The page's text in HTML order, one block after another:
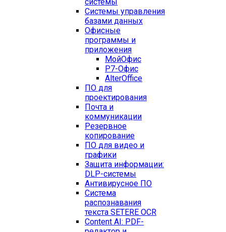
Системы управления
базами данных
Офисные
программы и
приложения
МойОфис
Р7-Офис
AlterOffice
ПО для
проектирования
Почта и
коммуникации
Резервное
копирование
ПО для видео и
графики
Защита информации:
DLP-системы
Антивирусное ПО
Система
распознавания
текста SETERE OCR
Content AI: PDF-